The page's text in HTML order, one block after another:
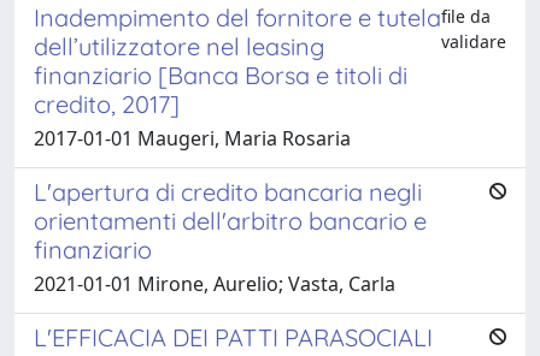
Inadempimento del fornitore e tutela
dell’utilizzatore nel leasing
finanziario [Banca Borsa e titoli di
credito, 2017]
file da
validare
2017-01-01 Maugeri, Maria Rosaria
L'apertura di credito bancaria negli
orientamenti dell'arbitro bancario e
finanziario
2021-01-01 Mirone, Aurelio; Vasta, Carla
L'EFFICACIA DEI PATTI PARASOCIALI